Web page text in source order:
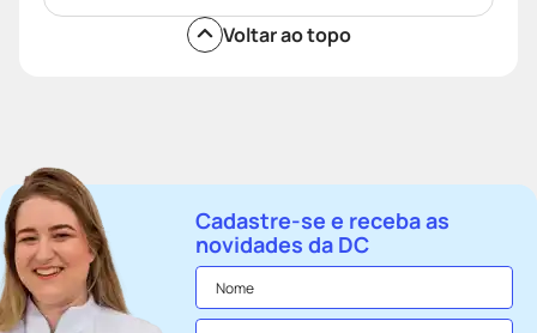
Voltar ao topo
Cadastre-se e receba as
novidades da DC